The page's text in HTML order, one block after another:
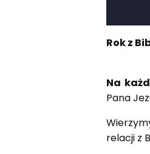
Rok z
Na
Pana
relacji z